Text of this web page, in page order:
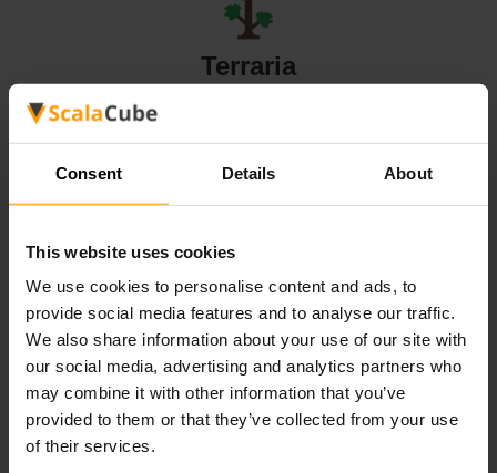
Consent Details About
This website uses cookies
We use cookies to personalise content and ads, to
provide social media features and to analyse our traffic.
We also share information about your use of our site with
our social media, advertising and analytics partners who
may combine it with other information that you’ve
provided to them or that they’ve collected from your use
of their services.
Terraria
Valheim
Găzduire server
All Games